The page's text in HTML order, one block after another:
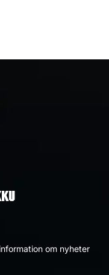
om nyheter